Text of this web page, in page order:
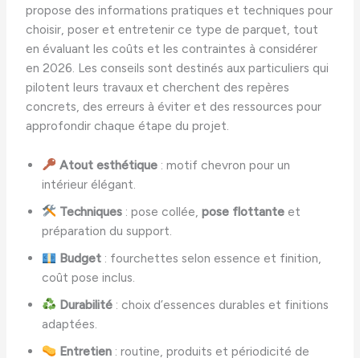
propose des informations pratiques et techniques pour
choisir, poser et entretenir ce type de parquet, tout
en évaluant les coûts et les contraintes à considérer
en 2026. Les conseils sont destinés aux particuliers qui
pilotent leurs travaux et cherchent des repères
concrets, des erreurs à éviter et des ressources pour
approfondir chaque étape du projet.
Atout esthétique : motif chevron pour un
intérieur élégant.
Techniques : pose collée,pose flottante et
préparation du support.
Budget : fourchettes selon essence et finition,
coût pose inclus.
Durabilité : choix d’essences durables et finitions
adaptées.
Entretien : routine, produits et périodicité de